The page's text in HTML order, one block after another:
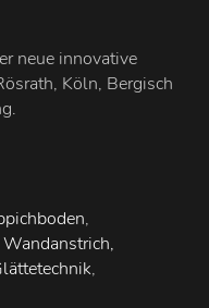
neue innovative
Köln, Bergisch
,
,